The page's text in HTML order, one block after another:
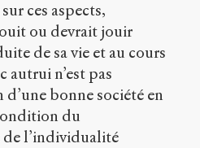
ces aspects,
ou devrait jouir
de sa vie et au cours
autrui n’est pas
bonne société en
du
l’individualité